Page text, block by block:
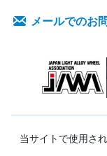
メールでのお
当サイトで使用さ